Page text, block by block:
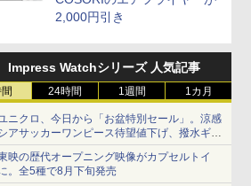
2,000円引き
Impress Watchシリーズ 人気記事
24時間 1週間 1カ月
ニクロ、今日から「お盆特別セール」。涼感
アサッカーワンピース待望値下げ、撥水ギア
ョーツは1990円に
映の歴代オープニング映像がカプセルトイ
。全5種で8月下旬発売